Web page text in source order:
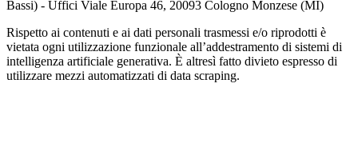
Bassi) - Uffici Viale Europa 46, 20093 Cologno Monzese (MI)
Rispetto ai contenuti e ai dati personali trasmessi e/o riprodotti è
vietata ogni utilizzazione funzionale all’addestramento di sistemi di
intelligenza artificiale generativa. È altresì fatto divieto espresso di
utilizzare mezzi automatizzati di data scraping.